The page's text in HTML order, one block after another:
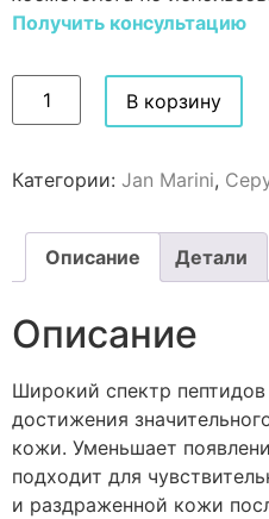
Получить консультацию
В корзину
Категории: Jan Marini,
Описание Детали
Описание
Широкий спектр
достижения
кожи. Уменьшает
подходит для
и раздраженной кожи